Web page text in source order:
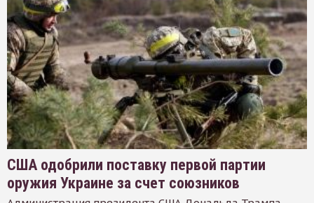
США одобрили поставку первой партии
оружия Украине за счет союзников